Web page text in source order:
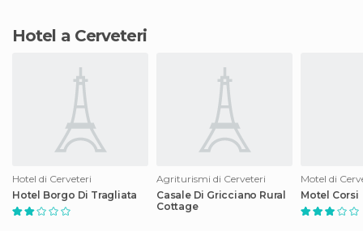
Hotel a Cerveteri
Hotel di Cerveteri
Hotel Borgo Di Tragliata
Agriturismi di Cerveteri
Casale Di Gricciano Rural
Cottage
Motel di
Motel Corsi